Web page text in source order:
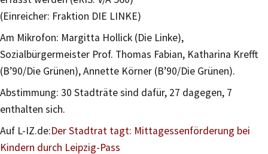
(Einreicher: Fraktion DIE LINKE)
Am Mikrofon: Margitta Hollick (Die Linke),
Sozialbürgermeister Prof. Thomas Fabian, Katharina Krefft
(B’90/Die Grünen), Annette Körner (B’90/Die Grünen).
Abstimmung: 30 Stadträte sind dafür, 27 dagegen, 7
enthalten sich.
Auf L-IZ.de:Der Stadtrat tagt: Mittagessenförderung bei
Kindern durch Leipzig-Pass